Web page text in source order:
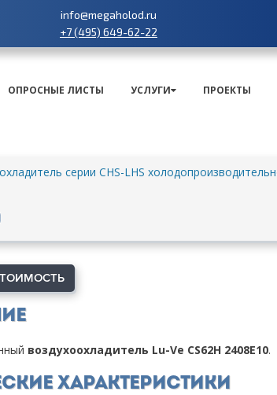
info@megaholod.ru
+7 (495) 649-62-22
ОПРОСНЫЕ ЛИСТЫ УСЛУГИ ПРОЕКТЫ
серии CHS-LHS
воздухоохладитель Lu-Ve CS62H 2408E10.
характеристики